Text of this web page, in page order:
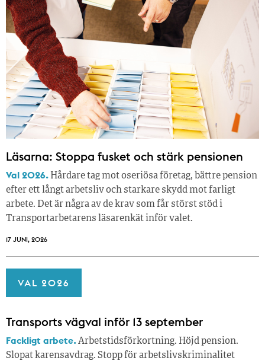
Läsarna: Stoppa fusket och stärk pensionen
Val 2026. Hårdare tag mot oseriösa företag, bättre pension
efter ett långt arbetsliv och starkare skydd mot farligt
arbete. Det är några av de krav som får störst stöd i
Transportarbetarens läsar­enkät inför valet.
17 JUNI, 2026
VAL 2026
Transports vägval inför 13 september
Fackligt arbete.Arbetstidsförkortning. Höjd pension.
Slopat karensavdrag. Stopp för arbetslivskriminalitet